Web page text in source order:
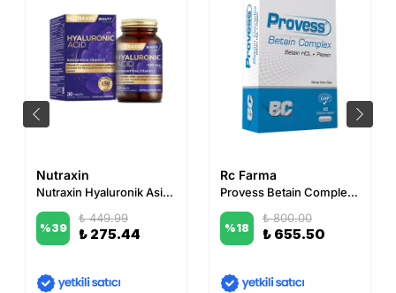
Nutraxin
Nutraxin Hyaluronik Asit 30 Tablet
%39
₺ 449.99
₺ 275.44
Rc Farma
Provess Betain Complex 60 Kapsül
%18
₺ 800.00
₺ 655.50